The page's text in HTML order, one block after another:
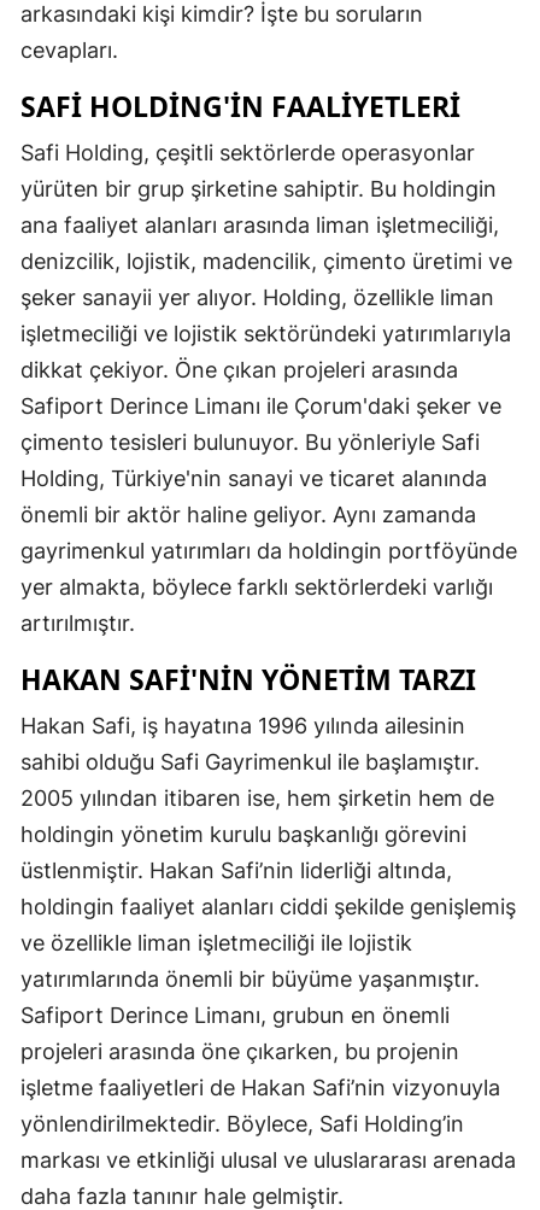
arkasındaki kişi kimdir? İşte bu soruların
cevapları.
SAFI HOLDING'IN FAALIYETLERI
Safi Holding, çeşitli sektörlerde operasyonlar
yürüten bir grup şirketine sahiptir. Bu holdingin
ana faaliyet alanları arasında liman işletmeciliği,
denizcilik, lojistik, madencilik, çimento üretimi ve
şeker sanayii yer alıyor. Holding, özellikle liman
işletmeciliği ve lojistik sektöründeki yatırımlarıyla
dikkat çekiyor. Öne çıkan projeleri arasında
Safiport Derince Limanı ile Çorum'daki şeker ve
çimento tesisleri bulunuyor. Bu yönleriyle Safi
Holding, Türkiye'nin sanayi ve ticaret alanında
önemli bir aktör haline geliyor. Aynı zamanda
gayrimenkul yatırımları da holdingin portföyünde
yer almakta, böylece farklı sektörlerdeki varlığı
artırılmıştır.
HAKAN SAFI'NIN YÖNETIM TARZI
Hakan Safi, iş hayatına 1996 yılında ailesinin
sahibi olduğu Safi Gayrimenkul ile başlamıştır.
2005 yılından itibaren ise, hem şirketin hem de
holdingin yönetim kurulu başkanlığı görevini
üstlenmiştir. Hakan Safi’nin liderliği altında,
holdingin faaliyet alanları ciddi şekilde genişlemiş
ve özellikle liman işletmeciliği ile lojistik
yatırımlarında önemli bir büyüme yaşanmıştır.
Safiport Derince Limanı, grubun en önemli
projeleri arasında öne çıkarken, bu projenin
işletme faaliyetleri de Hakan Safi’nin vizyonuyla
yönlendirilmektedir. Böylece, Safi Holding’in
markası ve etkinliği ulusal ve uluslararası arenada
daha fazla tanınır hale gelmiştir.